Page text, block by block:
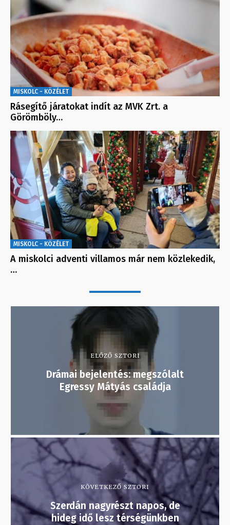
MISKOLC - KÖZÉLET
Rásegítő járatokat indít az MVK Zrt. a
Görömböly…
MISKOLC - KÖZÉLET
A miskolci adventi villamos már nem közlekedik,
…
ELŐZŐ SZTORI
Drámai bejelentés: megszólalt
Egressy Mátyás családja
KÖVETKEZŐ SZTORI
Szerdán nagyrészt napos, de
hideg idő lesz térségünkben